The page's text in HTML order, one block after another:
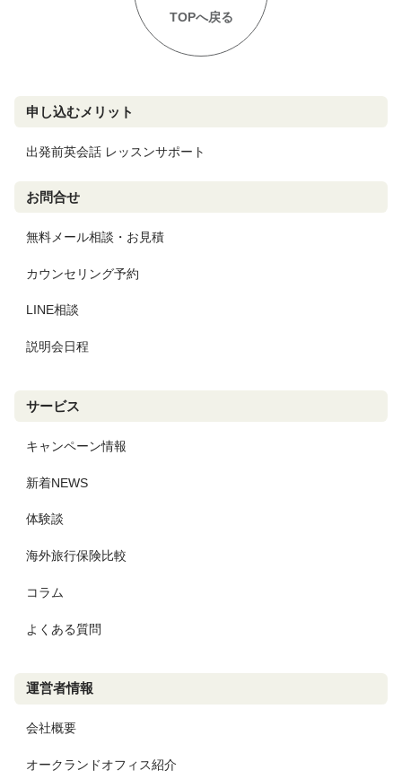
TOPへ戻る
申し込むメリット
出発前英会話 レッスンサポート
お問合せ
無料メール相談・お見積
カウンセリング予約
LINE相談
説明会日程
サービス
キャンペーン情報
新着NEWS
体験談
海外旅行保険比較
コラム
よくある質問
運営者情報
会社概要
オークランドオフィス紹介